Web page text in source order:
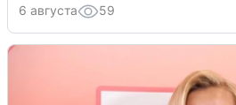
6 августа 59